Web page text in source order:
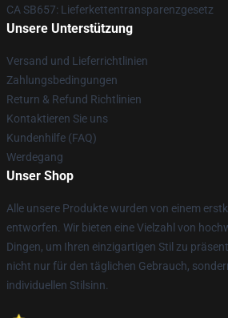
CA SB657: Lieferkettentransparenzgesetz
Unsere Unterstützung
Versand und Lieferrichtlinien
Zahlungsbedingungen
Return & Refund Richtlinien
Kontaktieren Sie uns
Kundenhilfe (FAQ)
Werdegang
Unser Shop
Alle unsere Produkte wurden von einem
entworfen. Wir bieten eine Vielzahl von
Dingen, um Ihren einzigartigen Stil zu
nicht nur für den täglichen Gebrauch,
individuellen Stilsinn.